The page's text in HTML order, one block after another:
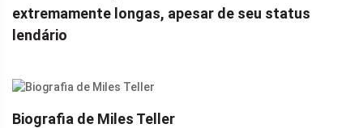
extremamente longas, apesar de seu status
lendário
Biografia de Miles Teller